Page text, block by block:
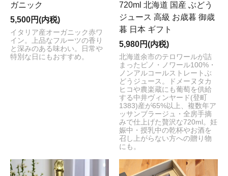
ガニック
5,500円(内税)
イタリア産オーガニック赤ワ
イン。上品なフルーツの香り
と深みのある味わい。日常や
特別な日にもおすすめ。
720ml 北海道 国産 ぶどう
ジュース 高級 お歳暮 御歳
暮 日本 ギフト
5,980円(内税)
北海道余市のテロワールが詰
まったピノ・ノワール100%・
ノンアルコールストレートぶ
どうジュース。ドメーヌタカ
ヒコや農楽蔵にも葡萄を供給
する中井ヴィンヤード(登町
1383)産が65%以上、複数年ア
ッサンブラージュ・全房手摘
みで仕上げた贅沢な720ml。妊
娠中・授乳中の乾杯やお酒を
召し上がらない方への贈り物
にも。